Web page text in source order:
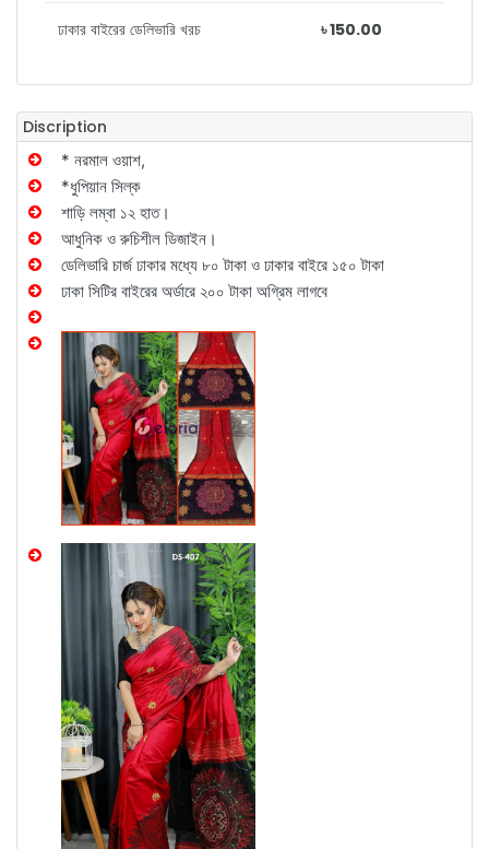
ঢাকার বাইরের ডেলিভারি খরচ ৳ 150.00
Discription
* নরমাল ওয়াশ,
*ধুপিয়ান সিল্ক
শাড়ি লম্বা ১২ হাত।
আধুনিক ও রুচিশীল ডিজাইন।
ডেলিভারি চার্জ ঢাকার মধ্যে ৮০ টাকা ও ঢাকার বাইরে ১৫০ টাকা
ঢাকা সিটির বাইরের অর্ডারে ২০০ টাকা অগ্রিম লাগবে